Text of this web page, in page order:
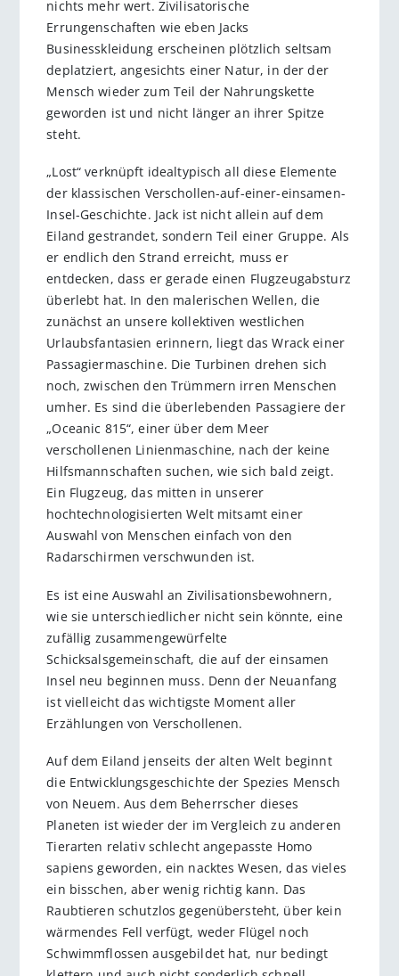
nichts mehr wert. Zivilisatorische
Errungenschaften wie eben Jacks
Businesskleidung erscheinen plötzlich seltsam
deplatziert, angesichts einer Natur, in der der
Mensch wieder zum Teil der Nahrungskette
geworden ist und nicht länger an ihrer Spitze
steht.
„Lost“ verknüpft idealtypisch all diese Elemente
der klassischen Verschollen-auf-einer-einsamen-
Insel-Geschichte. Jack ist nicht allein auf dem
Eiland gestrandet, sondern Teil einer Gruppe. Als
er endlich den Strand erreicht, muss er
entdecken, dass er gerade einen Flugzeugabsturz
überlebt hat. In den malerischen Wellen, die
zunächst an unsere kollektiven westlichen
Urlaubsfantasien erinnern, liegt das Wrack einer
Passagiermaschine. Die Turbinen drehen sich
noch, zwischen den Trümmern irren Menschen
umher. Es sind die überlebenden Passagiere der
„Oceanic 815“, einer über dem Meer
verschollenen Linienmaschine, nach der keine
Hilfsmannschaften suchen, wie sich bald zeigt.
Ein Flugzeug, das mitten in unserer
hochtechnologisierten Welt mitsamt einer
Auswahl von Menschen einfach von den
Radarschirmen verschwunden ist.
Es ist eine Auswahl an Zivilisationsbewohnern,
wie sie unterschiedlicher nicht sein könnte, eine
zufällig zusammengewürfelte
Schicksalsgemeinschaft, die auf der einsamen
Insel neu beginnen muss. Denn der Neuanfang
ist vielleicht das wichtigste Moment aller
Erzählungen von Verschollenen.
Auf dem Eiland jenseits der alten Welt beginnt
die Entwicklungsgeschichte der Spezies Mensch
von Neuem. Aus dem Beherrscher dieses
Planeten ist wieder der im Vergleich zu anderen
Tierarten relativ schlecht angepasste Homo
sapiens geworden, ein nacktes Wesen, das vieles
ein bisschen, aber wenig richtig kann. Das
Raubtieren schutzlos gegenübersteht, über kein
wärmendes Fell verfügt, weder Flügel noch
Schwimmflossen ausgebildet hat, nur bedingt